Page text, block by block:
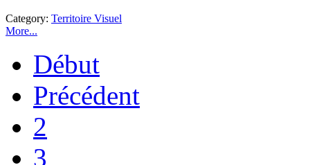
Category: Territoire Visuel
More...
Début
Précédent
2
3